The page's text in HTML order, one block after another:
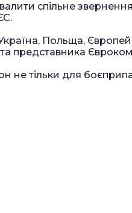
спільне звернення
Польща,
представника
тільки для